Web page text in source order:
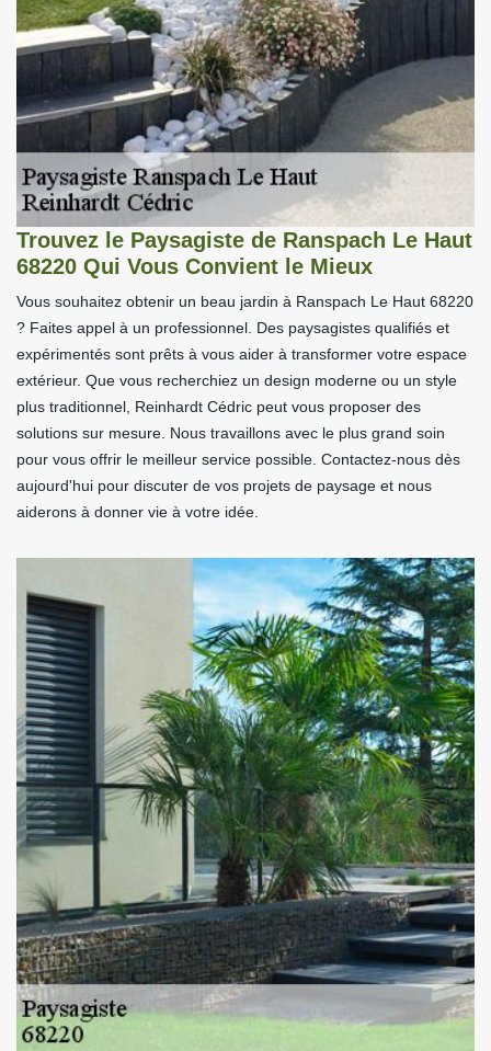
Trouvez le Paysagiste de Ranspach Le Haut
68220 Qui Vous Convient le Mieux
Vous souhaitez obtenir un beau jardin à Ranspach Le Haut 68220
? Faites appel à un professionnel. Des paysagistes qualifiés et
expérimentés sont prêts à vous aider à transformer votre espace
extérieur. Que vous recherchiez un design moderne ou un style
plus traditionnel, Reinhardt Cédric peut vous proposer des
solutions sur mesure. Nous travaillons avec le plus grand soin
pour vous offrir le meilleur service possible. Contactez-nous dès
aujourd'hui pour discuter de vos projets de paysage et nous
aiderons à donner vie à votre idée.